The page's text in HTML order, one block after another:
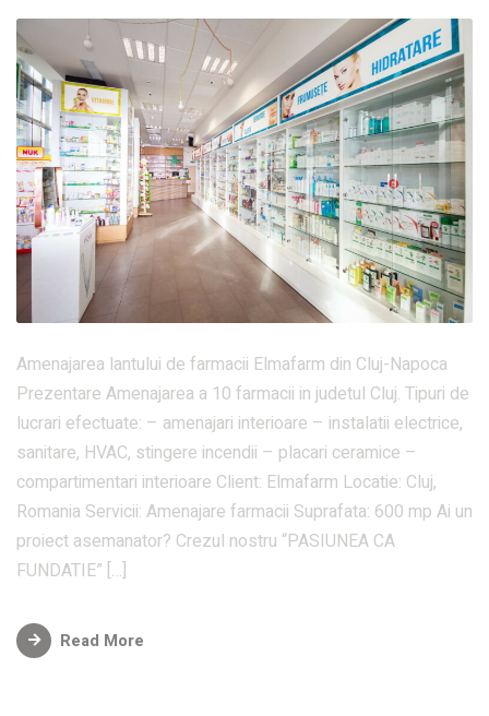
Amenajarea lantului de farmacii Elmafarm din Cluj-Napoca
Prezentare Amenajarea a 10 farmacii in judetul Cluj. Tipuri de
lucrari efectuate: – amenajari interioare – instalatii electrice,
sanitare, HVAC, stingere incendii – placari ceramice –
compartimentari interioare Client: Elmafarm Locatie: Cluj,
Romania Servicii: Amenajare farmacii Suprafata: 600 mp Ai un
proiect asemanator? Crezul nostru “PASIUNEA CA
FUNDATIE” […]
Read More